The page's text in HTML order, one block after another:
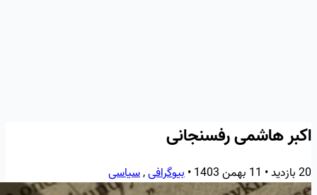
اکبر هاشمی رفسنجانی
20 بازدید • 11 بهمن 1403 •بیوگرافی,سیاسی